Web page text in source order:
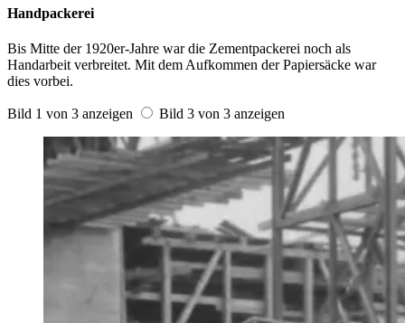
Handpackerei
Bis Mitte der 1920er-Jahre war die Zementpackerei noch als
Handarbeit verbreitet. Mit dem Aufkommen der Papiersäcke war
dies vorbei.
Bild 1 von 3 anzeigen Bild 3 von 3 anzeigen